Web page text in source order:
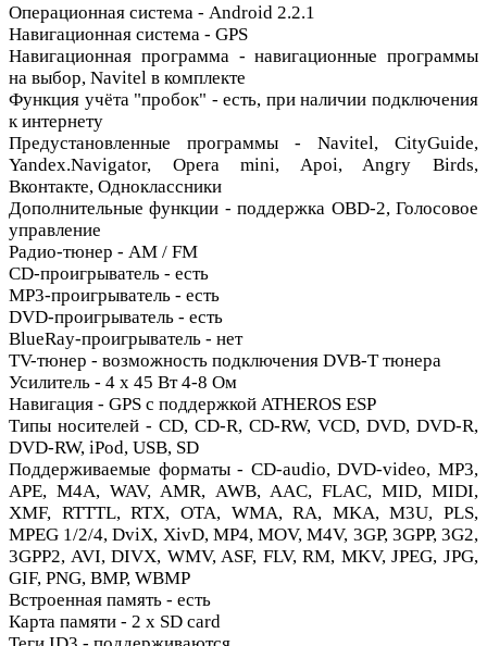
Операционная система - Android 2.2.1
Навигационная система - GPS
Навигационная программа - навигационные программы
на выбор, Navitel в комплекте
Функция учёта "пробок" - есть, при наличии подключения
к интернету
Предустановленные программы - Navitel, CityGuide,
Yandex.Navigator, Opera mini, Apoi, Angry Birds,
Вконтакте, Одноклассники
Дополнительные функции - поддержка OBD-2, Голосовое
управление
Радио-тюнер - AM / FM
CD-проигрыватель - есть
MP3-проигрыватель - есть
DVD-проигрыватель - есть
BlueRay-проигрыватель - нет
TV-тюнер - возможность подключения DVB-T тюнера
Усилитель - 4 х 45 Вт 4-8 Ом
Навигация - GPS с поддержкой ATHEROS ESP
Типы носителей - CD, CD-R, CD-RW, VCD, DVD, DVD-R,
DVD-RW, iPod, USB, SD
Поддерживаемые форматы - CD-audio, DVD-video, MP3,
APE, M4A, WAV, AMR, AWB, AAC, FLAC, MID, MIDI,
XMF, RTTTL, RTX, OTA, WMA, RA, MKA, M3U, PLS,
MPEG 1/2/4, DviX, XivD, MP4, MOV, M4V, 3GP, 3GPP, 3G2,
3GPP2, AVI, DIVX, WMV, ASF, FLV, RM, MKV, JPEG, JPG,
GIF, PNG, BMP, WBMP
Встроенная память - есть
Карта памяти - 2 x SD card